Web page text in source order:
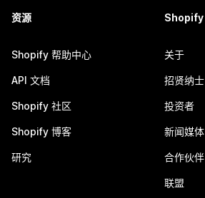
资源
Shopify 帮助中心
API 文档
Shopify 社区
Shopify 博客
研究
Shopify
关于
招贤纳士
投资者
新闻媒体
合作伙伴
联盟